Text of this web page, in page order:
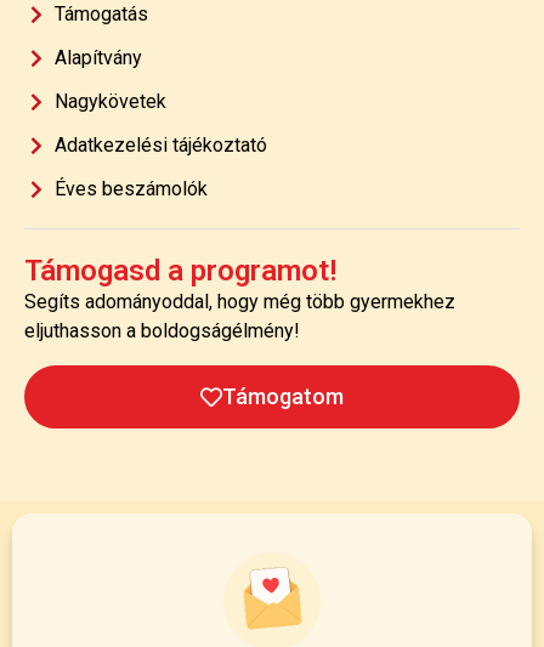
Támogatás
Alapítvány
Nagykövetek
Adatkezelési tájékoztató
Éves beszámolók
Támogasd a programot!
Segíts adományoddal, hogy még több gyermekhez
eljuthasson a boldogságélmény!
Támogatom